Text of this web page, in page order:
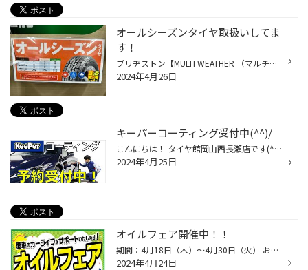
オールシーズンタイヤ取扱いしてま
す！
ブリヂストン【MULTI WEATHER （マルチウェザー） 】は、 注目度が上がっているオールシーズンタイヤです！＜＜オールシーズンタイヤの台頭＞＞オールシーズンタイヤのお問い合わせやご購入される方増えてます。 『オールシーズンタイヤ』とは、乾いた路面、雨降りの日から冬の浅く積もった雪道まで...
2024年4月26日
キーパーコーティング受付中(^^)/
こんにちは！ タイヤ館岡山西長瀬店です(^^)/ 黄砂に悩まされる時期ですね！ 当店では洗車機を設置しております。 シャンプー・WAX洗車如何でしょうか？ この他、 キーパー施工も承ります(^^)/ ※キーパー施工は外注依頼作業となっております。 ※施工お預かり期間は無料代車も準備可能 詳しくは 当店...
2024年4月25日
オイルフェア開催中！！
期間：4月18日（木）～4月30日（火） お得な2週間となっております♪ オイル交換を最近されて無い方やオイル交換時期のお客様 是非この機会に！！ 愛車無料点検も実施中！！ ご来店お待ちしております♪
2024年4月24日